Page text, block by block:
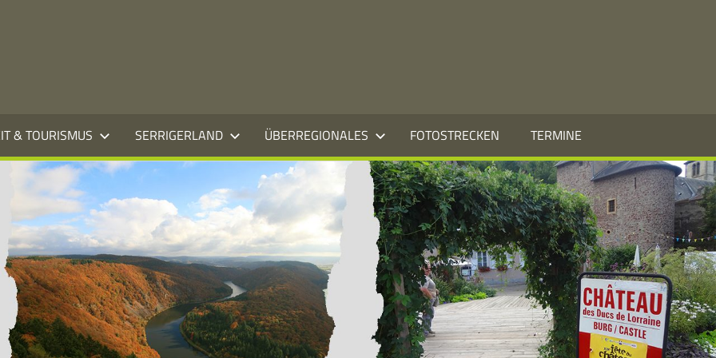
& TOURISMUS SERRIGERLAND ÜBERREGIONALES FOTOSTRECKEN TERMINE